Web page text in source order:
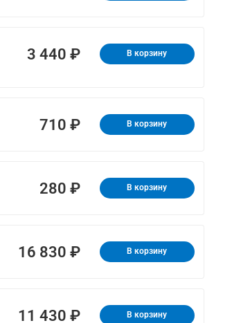
3 440 ₽ В корзину
710 ₽ В корзину
280 ₽ В корзину
16 830 ₽ В корзину
11 430 ₽ В корзину